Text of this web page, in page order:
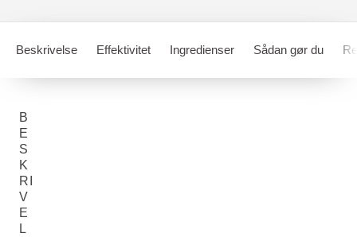
Beskrivelse Effektivitet Ingredienser Sådan gør du
B
E
S
K
RI
V
E
L